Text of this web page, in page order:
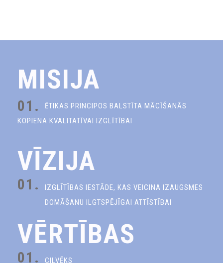
MISIJA
01.
ĒTIKAS PRINCIPOS BALSTĪTA MĀCĪŠANĀS
KOPIENA KVALITATĪVAI IZGLĪTĪBAI
VĪZIJA
01.
IZGLĪTĪBAS IESTĀDE, KAS VEICINA IZAUGSMES
DOMĀŠANU ILGTSPĒJĪGAI ATTĪSTĪBAI
VĒRTĪBAS
01. CILVĒKS